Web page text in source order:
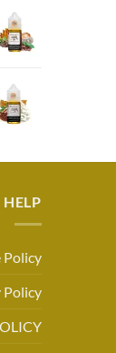
HELP
Policy
Policy